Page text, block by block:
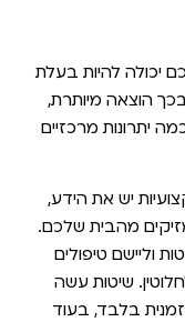
יכולה להיות בעלת
הוצאה מיותרת,
יתרונות מרכזיים
יש את הידע,
מהבית שלכם.
וליישם טיפולים
שיטות עשה
בלבד, בעוד